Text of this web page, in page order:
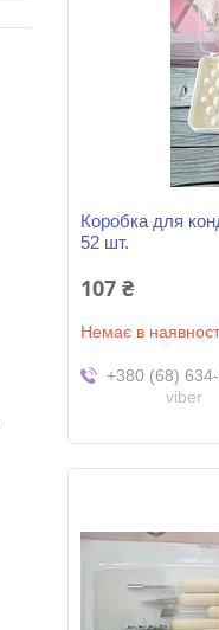
Коробка для
52 шт.
107 ₴
Немає в
+380 (68)
viber